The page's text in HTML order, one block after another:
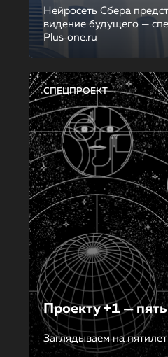
Нейросеть Сбера
видение будущего —
Plus‑one.ru
СПЕЦПРОЕКТ
Проекту +1 —
Заглядываем на